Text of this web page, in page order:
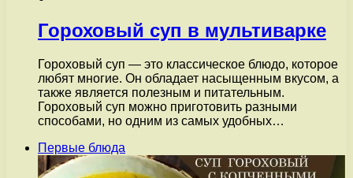
Гороховый суп в мультиварке
Гороховый суп — это классическое блюдо, которое
любят многие. Он обладает насыщенным вкусом, а
также является полезным и питательным.
Гороховый суп можно приготовить разными
способами, но одним из самых удобных…
Первые блюда